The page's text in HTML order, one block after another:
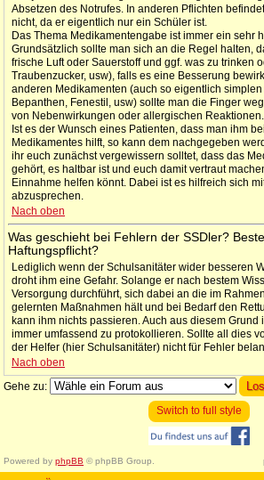
Absetzen des Notrufes. In anderen Pflichten
nicht, da er eigentlich nur ein Schüler ist.
Das Thema Medikamentengabe ist immer ein sehr
Grundsätzlich sollte man sich an die Regel halten,
frische Luft oder Sauerstoff und ggf. was zu trinken
Traubenzucker, usw), falls es eine Besserung
anderen Medikamenten (auch so eigentlich
Bepanthen, Fenestil, usw) sollte man die Finger
von Nebenwirkungen oder allergischen Reaktionen.
Ist es der Wunsch eines Patienten, dass man ihm
Medikamentes hilft, so kann dem nachgegeben
ihr euch zunächst vergewissern solltet, dass das
gehört, es haltbar ist und euch damit vertraut
Einnahme helfen könnt. Dabei ist es hilfreich sich
abzusprechen.
Nach oben
Was geschieht bei Fehlern der SSDler?
Haftungspflicht?
Lediglich wenn der Schulsanitäter wider besseren
droht ihm eine Gefahr. Solange er nach bestem
Versorgung durchführt, sich dabei an die im
gelernten Maßnahmen hält und bei Bedarf den
kann ihm nichts passieren. Auch aus diesem Grund
immer umfassend zu protokollieren. Sollte all dies
der Helfer (hier Schulsanitäter) nicht für Fehler
Nach oben
Gehe zu:
Switch to full style
Powered by phpBB © phpBB Group.